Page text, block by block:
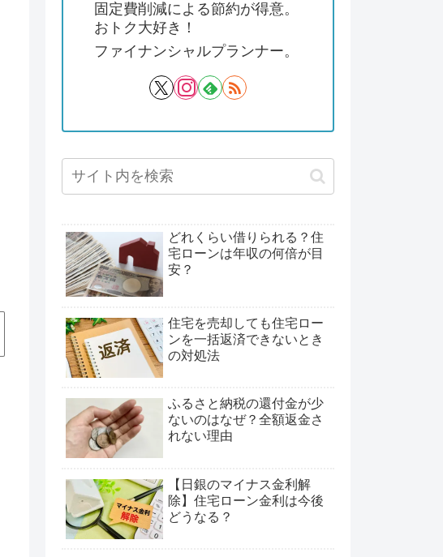
固定費削減による節約が得意。
おトク大好き！
ファイナンシャルプランナー。
どれくらい借りられる？住
宅ローンは年収の何倍が目
安？
住宅を売却しても住宅ロー
ンを一括返済できないとき
の対処法
ふるさと納税の還付金が少
ないのはなぜ？全額返金さ
れない理由
【日銀のマイナス金利解
除】住宅ローン金利は今後
どうなる？